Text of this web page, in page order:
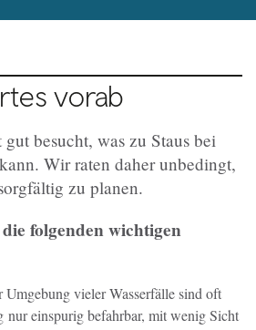
vorab
besucht, was zu Staus bei
Wir raten daher unbedingt,
zu planen.
folgenden wichtigen
Umgebung vieler Wasserfälle sind oft
nur einspurig befahrbar, mit wenig Sicht